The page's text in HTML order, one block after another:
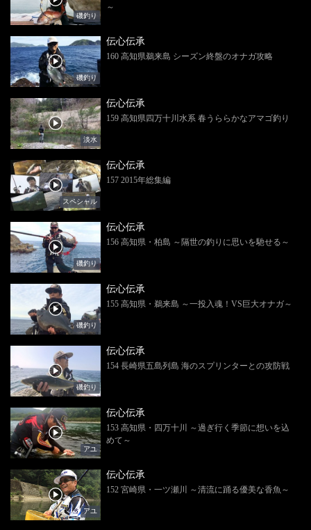
磯釣り
～
磯釣り
伝心伝承
160 高知県鵜来島 シーズン終盤のオナガ攻略
淡水
伝心伝承
159 高知県四万十川水系 春うららかなアマゴ釣り
スペシャル
伝心伝承
157 2015年総集編
磯釣り
伝心伝承
156 高知県・柏島 ～隔世の釣りに思いを馳せる～
磯釣り
伝心伝承
155 高知県・鵜来島 ～一投入魂！VS巨大オナガ～
磯釣り
伝心伝承
154 長崎県五島列島 海のスプリンターとの攻防戦
アユ
伝心伝承
153 高知県・四万十川 ～過ぎ行く季節に想いを込
めて～
アユ
伝心伝承
152 宮崎県・一ツ瀬川 ～清流に踊る優美な香魚～